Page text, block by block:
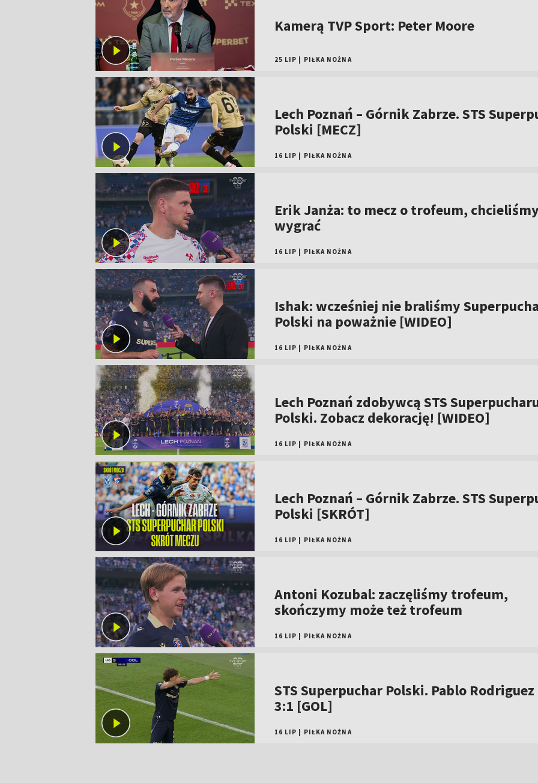
Kamerą TVP Sport: Peter Moore
25 LIP PIŁKA NOŻNA
Lech Poznań – Górnik Zabrze. STS
Polski [MECZ]
16 LIP PIŁKA NOŻNA
Erik Janża: to mecz o trofeum,
wygrać
16 LIP PIŁKA NOŻNA
Ishak: wcześniej nie braliśmy
Polski na poważnie [WIDEO]
16 LIP PIŁKA NOŻNA
Lech Poznań zdobywcą STS
Polski. Zobacz dekorację! [WIDEO]
16 LIP PIŁKA NOŻNA
Lech Poznań – Górnik Zabrze. STS
Polski [SKRÓT]
16 LIP PIŁKA NOŻNA
Antoni Kozubal: zaczęliśmy trofeum,
skończymy może też trofeum
16 LIP PIŁKA NOŻNA
STS Superpuchar Polski. Pablo Rodriguez
3:1 [GOL]
16 LIP PIŁKA NOŻNA